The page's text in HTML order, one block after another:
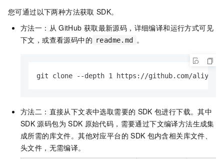
您可通过以下两种方法获取 SDK。
方法一：从 GitHub 获取最新源码，详细编译和运行方式可见
下文，或查看源码中的 readme.md 。
git clone --depth 1 https://github.com/aliyun/
方法二：直接从下文表中选取需要的 SDK 包进行下载。其中
SDK 源码包为 SDK 原始代码，需要通过下文编译方法生成集
成所需的库文件。其他对应平台的 SDK 包内含相关库文件、
头文件，无需编译。